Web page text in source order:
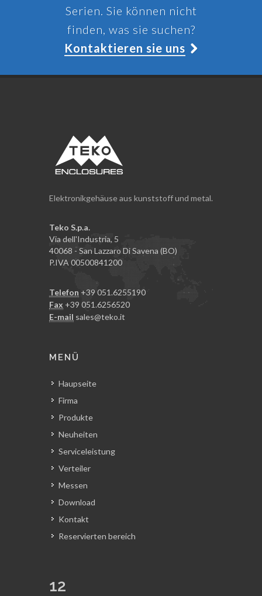
Serien. Sie können nicht
finden, was sie suchen?
Kontaktieren sie uns
Elektronikgehäuse aus kunststoff und metal.
Teko S.p.a.
Via dell'Industria, 5
40068 - San Lazzaro Di Savena (BO)
P.IVA 00500841200
Telefon +39 051.6255190
Fax +39 051.6256520
E-mail sales@teko.it
MENÜ
Haupseite
Firma
Produkte
Neuheiten
Serviceleistung
Verteiler
Messen
Download
Kontakt
Reservierten bereich
12